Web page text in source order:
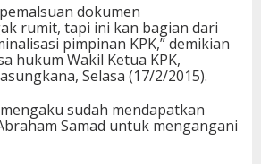
dokumen
rumit, tapi ini kan bagian dari
pimpinan KPK,” demikian
hukum Wakil Ketua KPK,
Selasa (17/2/2015).
sudah mendapatkan
Samad untuk mengangani